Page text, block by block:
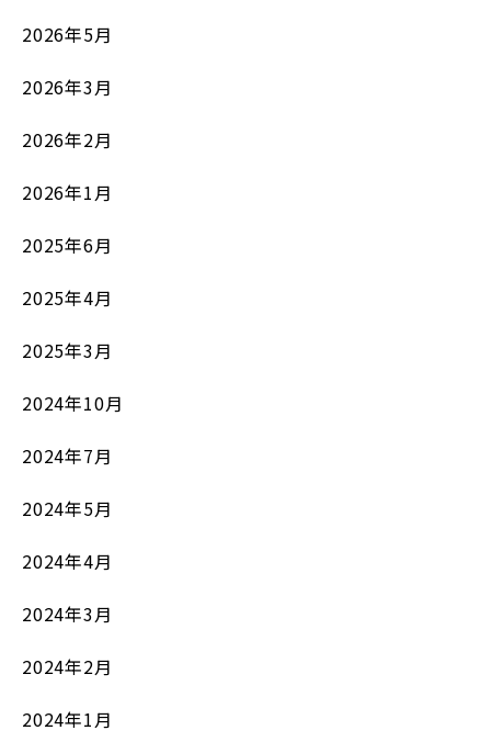
2026年5月
2026年3月
2026年2月
2026年1月
2025年6月
2025年4月
2025年3月
2024年10月
2024年7月
2024年5月
2024年4月
2024年3月
2024年2月
2024年1月